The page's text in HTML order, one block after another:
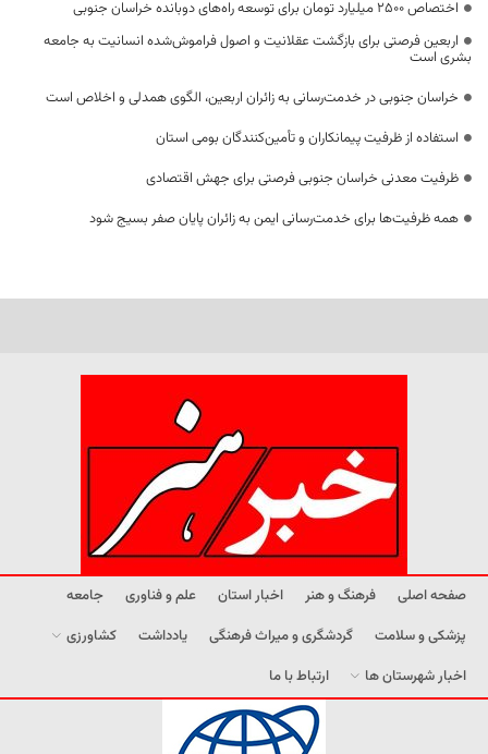
اختصاص 2500 میلیارد تومان برای توسعه راه‌های دوبانده خراسان جنوبی
اربعین فرصتی برای بازگشت عقلانیت و اصول فراموش‌شده انسانیت به جامعه
بشری است
خراسان جنوبی در خدمت‌رسانی به زائران اربعین، الگوی همدلی و اخلاص است
استفاده از ظرفیت پیمانکاران و تأمین‌کنندگان بومی استان
ظرفیت معدنی خراسان جنوبی فرصتی برای جهش اقتصادی
همه ظرفیت‌ها برای خدمت‌رسانی ایمن به زائران پایان صفر بسیج شود
صفحه اصلی فرهنگ و هنر اخبار استان علم و فناوری
جامعه
پزشکی و سلامت
گردشگری و میراث فرهنگی یادداشت
کشاورزی
اخبار شهرستان ها
ارتباط با ما